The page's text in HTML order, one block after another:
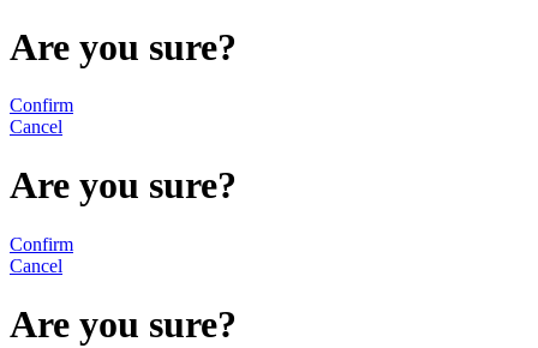
Are you sure?
Confirm
Cancel
Are you sure?
Confirm
Cancel
Are you sure?